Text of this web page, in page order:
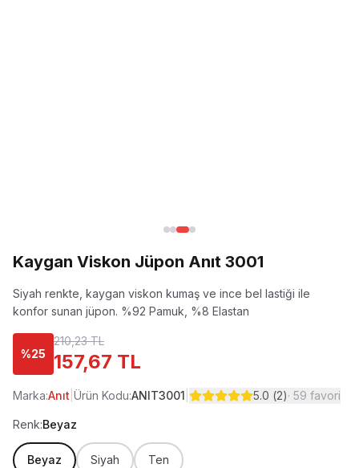
Kaygan Viskon Jüpon Anıt 3001
Siyah renkte, kaygan viskon kumaş ve ince bel lastiği ile
konfor sunan jüpon. %92 Pamuk, %8 Elastan
%25
210,23 TL
157,67 TL
Marka:Anıt Ürün Kodu:ANIT3001 5.0 (2)· 59 favori
Renk:Beyaz
Beyaz Siyah Ten